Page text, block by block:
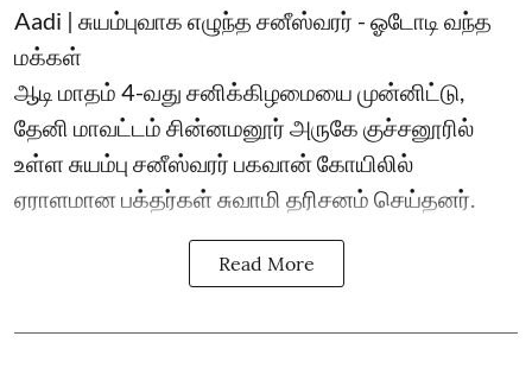
Aadi | சுயம்புவாக எழுந்த சனீஸ்வரர் - ஓடோடி வந்த
மக்கள்
ஆடி மாதம் 4-வது சனிக்கிழமையை முன்னிட்டு,
தேனி மாவட்டம் சின்னமனூர் அருகே குச்சனூரில்
உள்ள சுயம்பு சனீஸ்வரர் பகவான் கோயிலில்
ஏராளமான பக்தர்கள் சுவாமி தரிசனம் செய்தனர்.
Read More